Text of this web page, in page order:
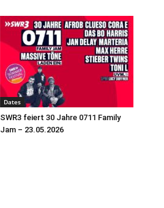
Dates
SWR3 feiert 30 Jahre 0711 Family
Jam – 23.05.2026